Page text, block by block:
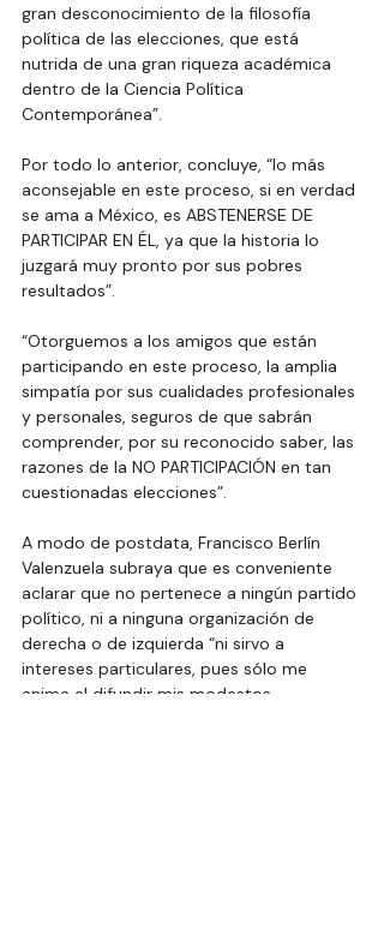
gran desconocimiento de la filosofía
política de las elecciones, que está
nutrida de una gran riqueza académica
dentro de la Ciencia Política
Contemporánea”.
Por todo lo anterior, concluye, “lo más
aconsejable en este proceso, si en verdad
se ama a México, es ABSTENERSE DE
PARTICIPAR EN ÉL, ya que la historia lo
juzgará muy pronto por sus pobres
resultados”.
“Otorguemos a los amigos que están
participando en este proceso, la amplia
simpatía por sus cualidades profesionales
y personales, seguros de que sabrán
comprender, por su reconocido saber, las
razones de la NO PARTICIPACIÓN en tan
cuestionadas elecciones”.
A modo de postdata, Francisco Berlín
Valenzuela subraya que es conveniente
aclarar que no pertenece a ningún partido
político, ni a ninguna organización de
derecha o de izquierda “ni sirvo a
intereses particulares, pues sólo me
anima el difundir mis modestos